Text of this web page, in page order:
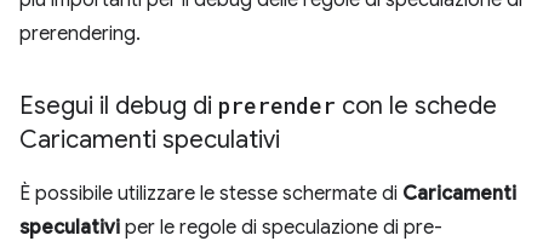
prerendering.
Esegui il debug di prerender con le schede
Caricamenti speculativi
È possibile utilizzare le stesse schermate di Caricamenti
speculativi per le regole di speculazione di pre-